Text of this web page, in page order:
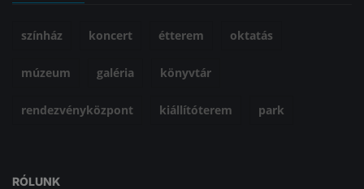
színház koncert étterem oktatás
múzeum galéria könyvtár
rendezvényközpont kiállítóterem park
RÓLUNK